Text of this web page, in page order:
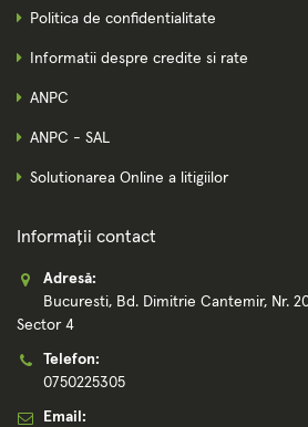
Politica de confidentialitate
Informatii despre credite si rate
ANPC
ANPC - SAL
Solutionarea Online a litigiilor
Informații contact
Adresă:
Bucuresti, Bd. Dimitrie Cantemir, Nr.
Sector 4
Telefon:
0750225305
Email: